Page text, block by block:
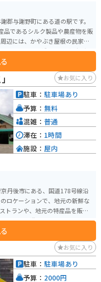
郡与謝野町にある道の駅です。
品であるシルク製品や農産物を販
つである「天橋立」など、観光
場合、道の駅から「経ヶ岳」へ
は、新鮮な魚
しめます。また、シルク製品以
気です。
お気に入り
丹後市にある、国道178号線沿
トランや、地元の特産品を販売
クションがあり、家族連れで楽
丹後
丹後産の米を使った日本酒など
駐車： 駐車場あり
予算： 無料
混雑： 普通
滞在： 1時間
施設： 屋内
お気に入り
駐車： 駐車場あり
予算： 2000円